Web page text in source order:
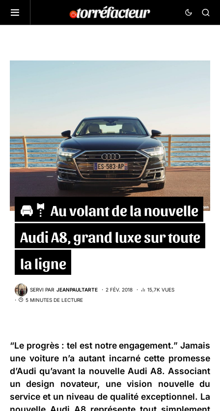
🚘🤵 Au volant de la nouvelle
Audi A8, grand luxe sur toute
la ligne
SERVI PAR JEANPAULTARTE 2 FÉV. 2018
15,7K VUES
5 MINUTES DE LECTURE
“Le progrès : tel est notre engagement.” Jamais
une voiture n’a autant incarné cette promesse
d’Audi qu’avant la nouvelle Audi A8. Associant
un design novateur, une vision nouvelle du
service et un niveau de qualité exceptionnel. La